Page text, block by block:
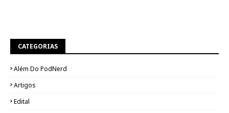
CATEGORIAS
Além Do PodNerd
Artigos
Edital